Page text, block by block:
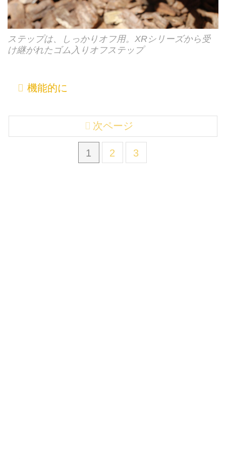
ステップは、しっかりオフ用。XRシリーズから受
け継がれたゴム入りオフステップ
機能的に
1 2 3
次ページ